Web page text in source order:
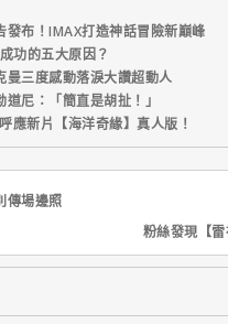
布！IMAX打造神話冒險新巔峰
功的五大原因？
曼三度感動落淚大讚超動人
尼：「簡直是胡扯！」
應新片【海洋奇緣】真人版！
傳場邊照
粉絲發現【